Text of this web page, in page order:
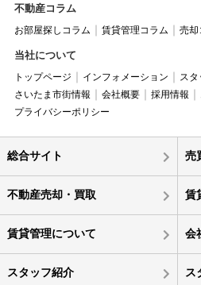
不動産コラム
お部屋探しコラム 賃貸管理コラム 売却
当社について
トップページ インフォメーション ス
さいたま市街情報
会社概要 採用情報
プライバシーポリシー
総合サイト 売
不動産売却・買取 賃
賃貸管理について 会
スタッフ紹介 ス